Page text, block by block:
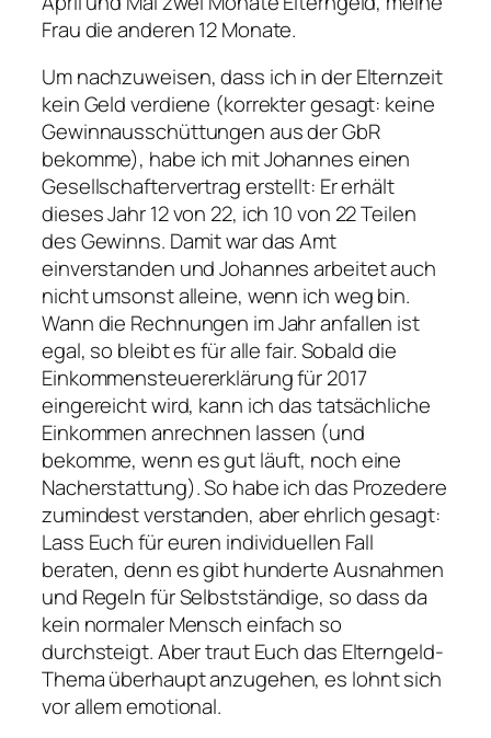
Frau die anderen 12 Monate.
Um nachzuweisen, dass ich in der Elternzeit
kein Geld verdiene (korrekter gesagt: keine
Gewinnausschüttungen aus der GbR
bekomme), habe ich mit Johannes einen
Gesellschaftervertrag erstellt: Er erhält
dieses Jahr 12 von 22, ich 10 von 22 Teilen
des Gewinns. Damit war das Amt
einverstanden und Johannes arbeitet auch
nicht umsonst alleine, wenn ich weg bin.
Wann die Rechnungen im Jahr anfallen ist
egal, so bleibt es für alle fair. Sobald die
Einkommensteuererklärung für 2017
eingereicht wird, kann ich das tatsächliche
Einkommen anrechnen lassen (und
bekomme, wenn es gut läuft, noch eine
Nacherstattung). So habe ich das Prozedere
zumindest verstanden, aber ehrlich gesagt:
Lass Euch für euren individuellen Fall
beraten, denn es gibt hunderte Ausnahmen
und Regeln für Selbstständige, so dass da
kein normaler Mensch einfach so
durchsteigt. Aber traut Euch das Elterngeld-
Thema überhaupt anzugehen, es lohnt sich
vor allem emotional.